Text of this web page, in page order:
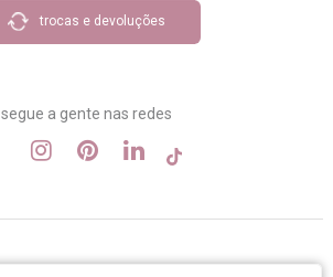
trocas e devoluções
segue a gente nas redes